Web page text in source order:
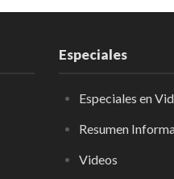
Especiales
Especiales en
Resumen
Videos